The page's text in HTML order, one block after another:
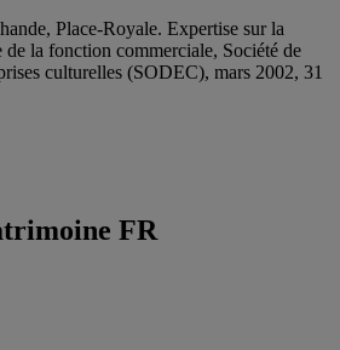
Place-Royale. Expertise sur la
la fonction commerciale, Société de
culturelles (SODEC), mars 2002, 31
FR